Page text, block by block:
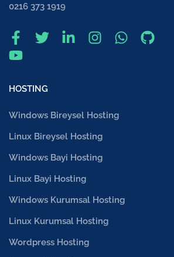
0216 373 1919
HOSTING
Windows Bireysel Hosting
Linux Bireysel Hosting
Windows Bayi Hosting
Linux Bayi Hosting
Windows Kurumsal Hosting
Linux Kurumsal Hosting
Wordpress Hosting